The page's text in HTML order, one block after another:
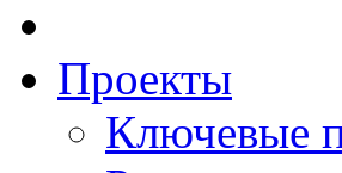
Проекты
Ключевые